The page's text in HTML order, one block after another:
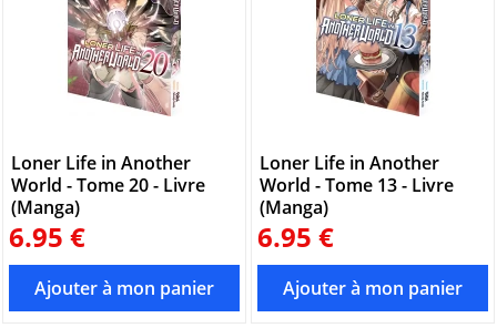
Loner Life in Another
World - Tome 20 - Livre
(Manga)
6.95 €
Loner Life in Another
World - Tome 13 - Livre
(Manga)
6.95 €